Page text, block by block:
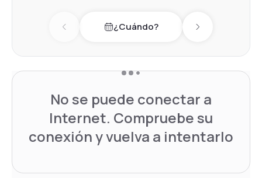
Previous day¿Cuándo? Next day
No se puede conectar a
Internet. Compruebe su
conexión y vuelva a intentarlo